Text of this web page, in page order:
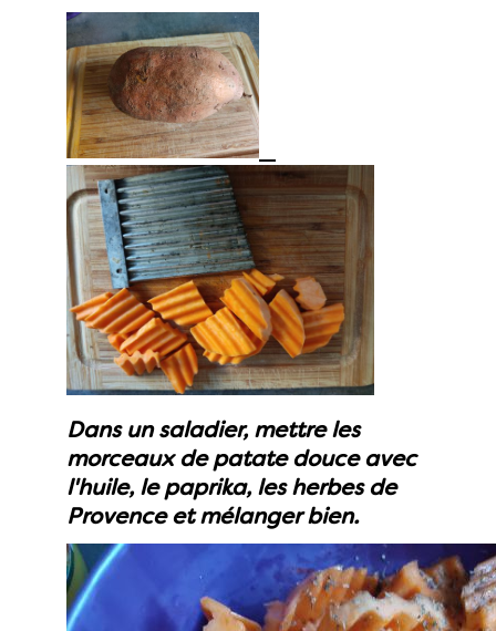
Dans un saladier, mettre les
morceaux de patate douce avec
l'huile, le paprika, les herbes de
Provence et mélanger bien.